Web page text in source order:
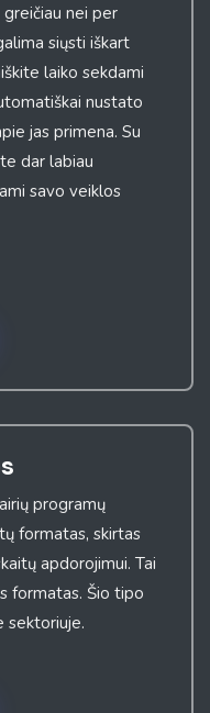
nei per
siųsti iškart
laiko sekdami
nustato
jas primena. Su
dar labiau
savo veiklos
programų
formatas, skirtas
apdorojimui. Tai
formatas. Šio tipo
sektoriuje.